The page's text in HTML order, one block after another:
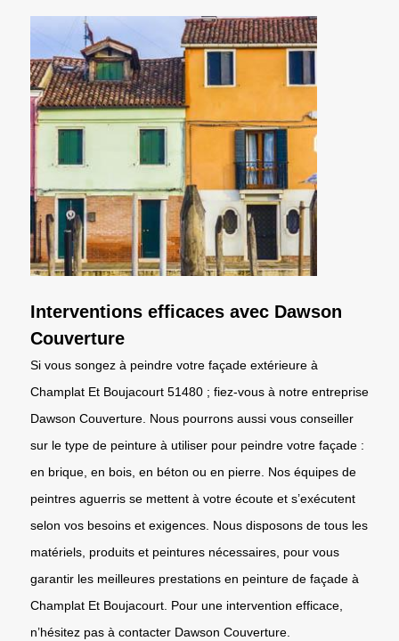
Interventions efficaces avec Dawson
Couverture
Si vous songez à peindre votre façade extérieure à
Champlat Et Boujacourt 51480 ; fiez-vous à notre entreprise
Dawson Couverture. Nous pourrons aussi vous conseiller
sur le type de peinture à utiliser pour peindre votre façade :
en brique, en bois, en béton ou en pierre. Nos équipes de
peintres aguerris se mettent à votre écoute et s’exécutent
selon vos besoins et exigences. Nous disposons de tous les
matériels, produits et peintures nécessaires, pour vous
garantir les meilleures prestations en peinture de façade à
Champlat Et Boujacourt. Pour une intervention efficace,
n’hésitez pas à contacter Dawson Couverture.